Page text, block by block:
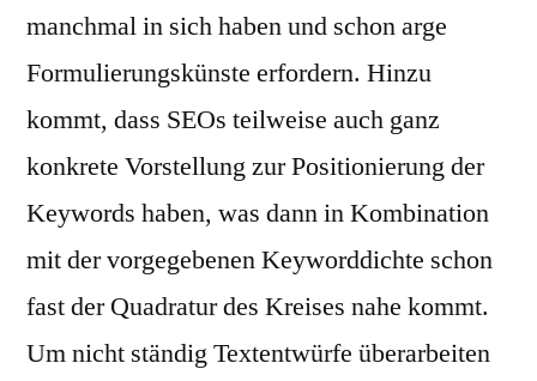
manchmal in sich haben und schon arge
Formulierungskünste erfordern. Hinzu
kommt, dass SEOs teilweise auch ganz
konkrete Vorstellung zur Positionierung der
Keywords haben, was dann in Kombination
mit der vorgegebenen Keyworddichte schon
fast der Quadratur des Kreises nahe kommt.
Um nicht ständig Textentwürfe überarbeiten